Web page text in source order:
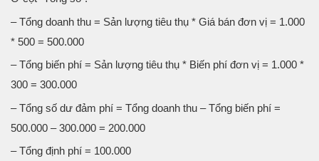
– Tổng doanh thu = Sản lượng tiêu thụ * Giá bán đơn vị = 1.000
* 500 = 500.000
– Tổng biến phí = Sản lượng tiêu thụ * Biến phí đơn vị = 1.000 *
300 = 300.000
– Tổng số dư đảm phí = Tổng doanh thu – Tổng biến phí =
500.000 – 300.000 = 200.000
– Tổng định phí = 100.000